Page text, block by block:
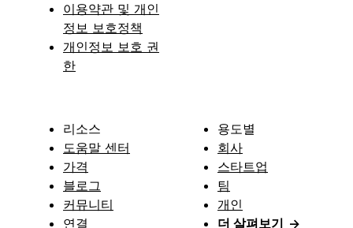
이용약관 및 개인
정보 보호정책
개인정보 보호 권
한
리소스
도움말 센터
가격
블로그
커뮤니티
연결
용도별
회사
스타트업
팀
개인
더 살펴보기 →